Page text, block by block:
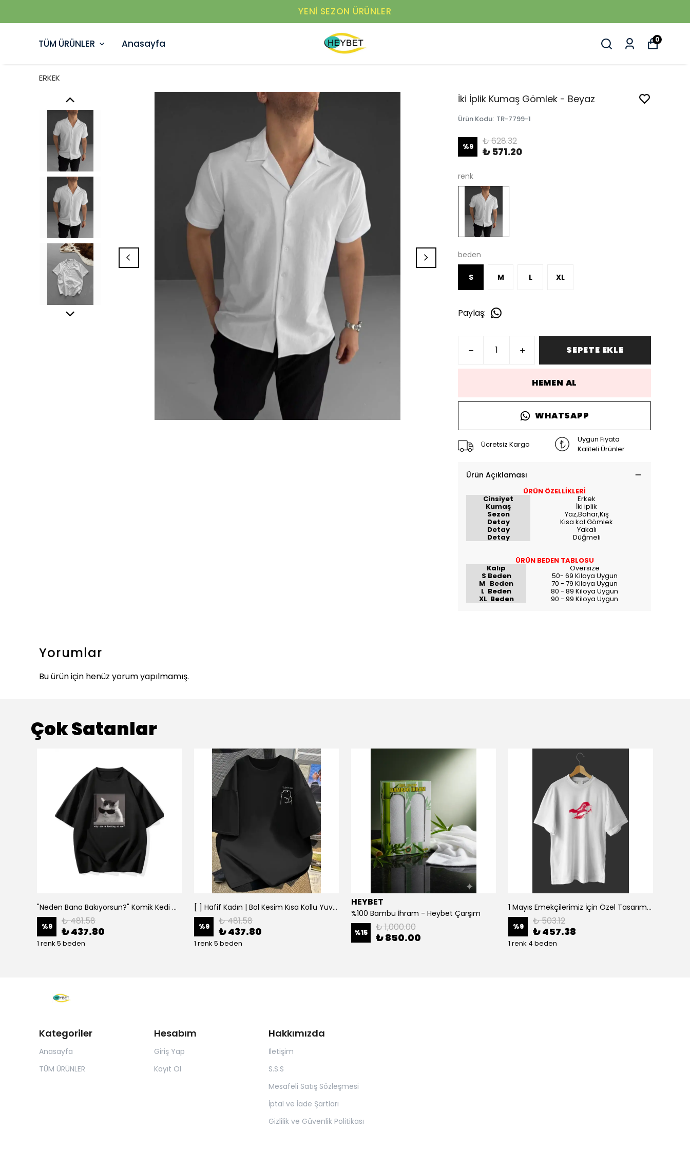
YENI SEZON ÜRÜNLER
TÜM ÜRÜNLER Anasayfa 0
ERKEK
İki İplik Kumaş Gömlek - Beyaz
Ürün Kodu: TR-7799-1
%9 ₺ 628.32
₺ 571.20
renk
beden
S M L XL
Paylaş:
SEPETE EKLE
HEMEN AL
WHATSAPP
Ücretsiz Kargo
Uygun Fiyata
Kaliteli Ürünler
Ürün Açıklaması
ÜRÜN ÖZELLİKLERİ
Cinsiyet Erkek
Kumaş İki iplik
Sezon Yaz,Bahar,Kış
Detay Kısa kol Gömlek
Detay Yakalı
Detay Düğmeli
ÜRÜN BEDEN TABLOSU
Kalıp Oversize
S Beden 50- 69 Kiloya Uygun
M Beden 70 - 79 Kiloya Uygun
L Beden 80 - 89 Kiloya Uygun
XL Beden 90 - 99 Kiloya Uygun
Yorumlar
Bu ürün için henüz yorum yapılmamış.
Çok Satanlar
"Neden Bana Bakıyorsun?" Komik Kedi Grafik Tişört - Dijital Baskılı Siyah Bol - Siyah
%9 ₺ 481.58
₺ 437.80
1 renk 5 beden
[ ] Hafif Kadın | Bol Kesim Kısa Kollu Yuvarlak Yaka Eğlenceli Karikatür Ayı ve - Siyah
%9 ₺ 481.58
₺ 437.80
1 renk 5 beden
HEYBET
%100 Bambu İhram - Heybet Çarşım
%15 ₺ 1,000.00
₺ 850.00
1 Mayıs Emekçilerimiz İçin Özel Tasarım 1 Mayıs Baskılı T-shirt - Beyaz
%9 ₺ 503.12
₺ 457.38
1 renk 4 beden
Kategoriler
Anasayfa
TÜM ÜRÜNLER
Hesabım
Giriş Yap
Kayıt Ol
Hakkımızda
İletişim
S.S.S
Mesafeli Satış Sözleşmesi
İptal ve İade Şartları
Gizlilik ve Güvenlik Politikası